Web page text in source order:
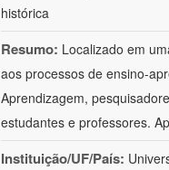
histórica
Resumo: Localizado em
aos processos de ensino-
Aprendizagem,
estudantes e professores.
Instituição/UF/País: